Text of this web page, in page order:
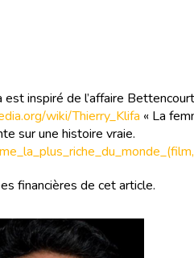
inspiré de l’affaire
wiki/Thierry_Klifa « La
sur une histoire vraie.
financières de cet article.